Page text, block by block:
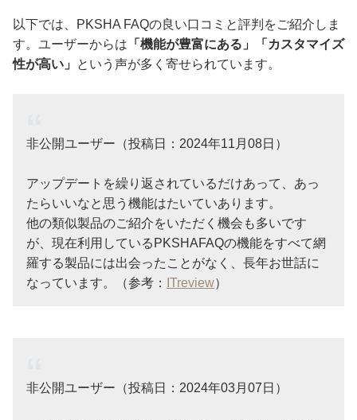
以下では、PKSHA FAQの良い口コミと評判をご紹介しま
す。ユーザーからは 「機能が豊富にある」「カスタマイズ
性が高い」
という声が多く寄せられています。
非公開ユーザー（投稿日：2024年11月08日）
アップデートを繰り返されているだけあって、あっ
たらいいなと思う機能はたいていあります。
他の類似製品のご紹介をいただく機会も多いです
が、現在利用しているPKSHAFAQの機能をすべて網
羅する製品には出会ったことがなく、長年お世話に
なっています。（参考：
ITreview）
非公開ユーザー（投稿日：2024年03月07日）